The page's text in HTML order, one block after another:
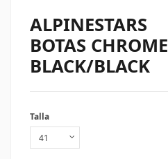
ALPINESTARS
BOTAS CHROME
BLACK/BLACK
Talla